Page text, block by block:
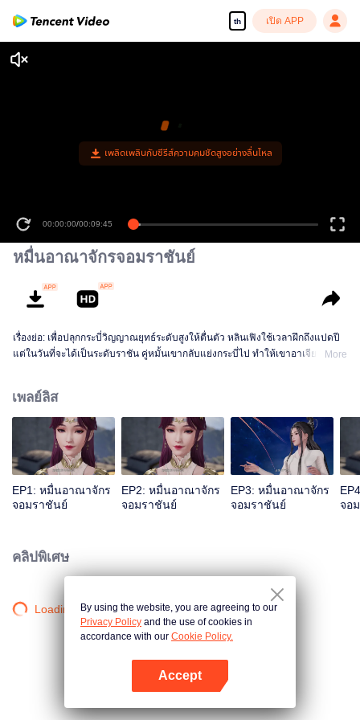
th เปิด APP
00:00:00/00:09:45
หมื่นอาณาจักรจอมราชันย์
เรื่องย่อ: เพื่อปลุกกระบี่วิญญาณยุทธ์ระดับสูงให้ตื่นตัว หลินเฟิงใช้เวลาฝึกถึงแปดปี
แต่ในวันที่จะได้เป็นระดับราชัน คู่หมั้นเขากลับแย่งกระบี่ไป ทำให้เขาอาเจียนเป็น
กีดกัน แต่โชคดีที่มีน้องสาวและท่านปู่อยู่เคียงข้างและมีพลังใหม่คอยช่วยเหลือ เขา
จึงดูดซับพลังจากผู้แข็งแกร่งสำเร็จ หลินเฟิงข้ามภยันตรายมากมาย เติบโตจน
กลายเป็นผู้แกร่งที่ผู้คนนับถือและก้าวขึ้นสู่จุดสูงสุด
More
เพลย์ลิส
EP1: หมื่นอาณาจักร
จอมราชันย์
EP2: หมื่นอาณาจักร
จอมราชันย์
EP3: หมื่นอาณาจักร
จอมราชันย์
จอ
คลิปพิเศษ
Loading…By using the website, you are agreeing to our
Privacy Policy and the use of cookies in
accordance with our Cookie Policy.
Accept